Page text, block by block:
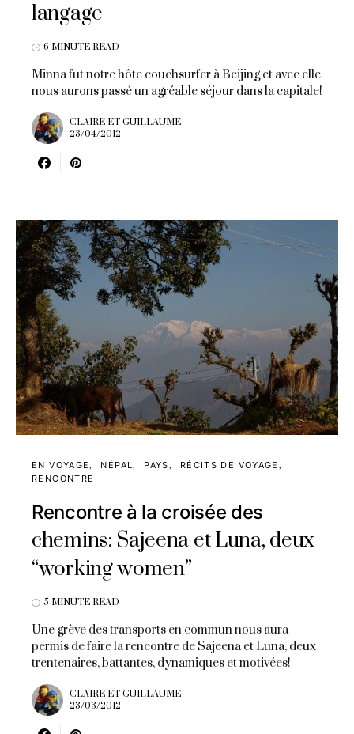
langage
6 MINUTE READ
Minna fut notre hôte couchsurfer à Beijing et avec elle
nous aurons passé un agréable séjour dans la capitale!
CLAIRE ET GUILLAUME
23/04/2012
EN VOYAGE NÉPAL PAYS
RÉCITS DE VOYAGE
RENCONTRE
Rencontre à la croisée des
chemins: Sajeena et Luna, deux
“working women”
5 MINUTE READ
Une grève des transports en commun nous aura
permis de faire la rencontre de Sajeena et Luna, deux
trentenaires, battantes, dynamiques et motivées!
CLAIRE ET GUILLAUME
23/03/2012